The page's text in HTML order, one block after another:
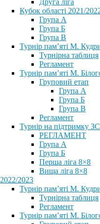
Друга ліга
Кубок області 2021/
Група А
Група Б
Група В
Турнір пам’яті М.
Турнірна таблиця
Регламент
Турнір пам’яті М.
Груповий етап
Група А
Група Б
Група В
Регламент
Турнір на підтримку
РЕГЛАМЕНТ
Група А
Група Б
Перша ліга 8×8
Вища ліга 8×8
2022/2023
Турнір пам’яті М.
Турнірна таблиця
Регламент
Турнір пам’яті М.